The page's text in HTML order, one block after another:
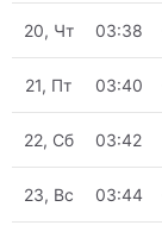
20, Чт 03:38
21, Пт 03:40
22, Сб 03:42
23, Вс 03:44